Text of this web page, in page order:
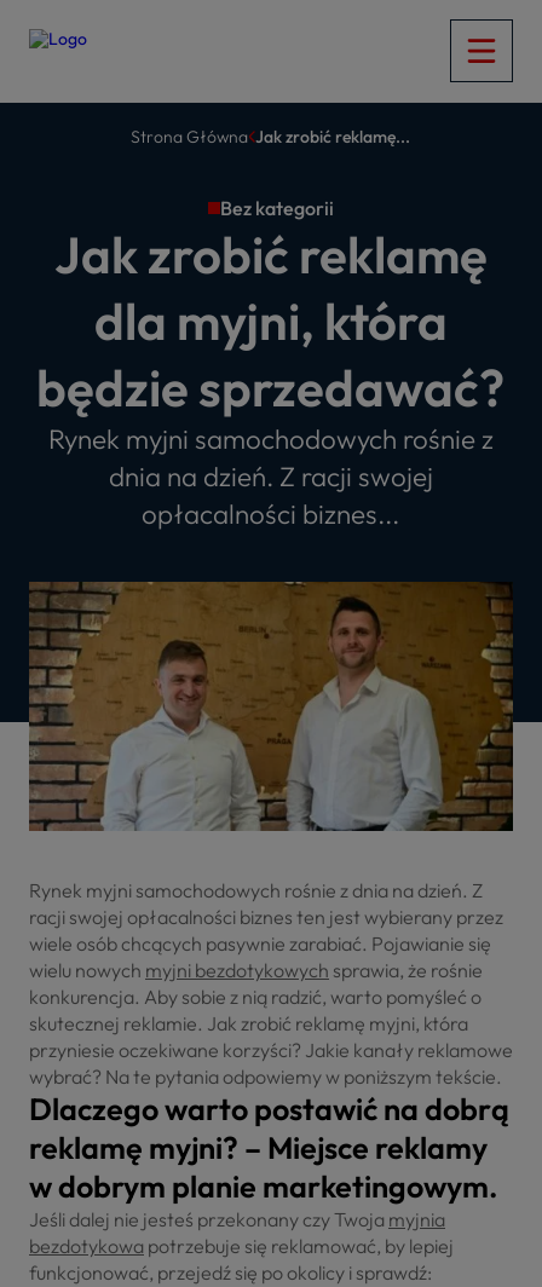
Strona Główna Jak zrobić reklamę...
Bez kategorii
Jak zrobić reklamę
dla myjni, która
będzie sprzedawać?
Rynek myjni samochodowych rośnie z
dnia na dzień. Z racji swojej
opłacalności biznes...
Rynek myjni samochodowych rośnie z dnia na dzień. Z
racji swojej opłacalności biznes ten jest wybierany przez
wiele osób chcących pasywnie zarabiać. Pojawianie się
wielu nowych myjni bezdotykowych sprawia, że rośnie
konkurencja. Aby sobie z nią radzić, warto pomyśleć o
skutecznej reklamie. Jak zrobić reklamę myjni, która
przyniesie oczekiwane korzyści? Jakie kanały reklamowe
wybrać? Na te pytania odpowiemy w poniższym tekście.
Dlaczego warto postawić na dobrą
reklamę myjni? – Miejsce reklamy
w dobrym planie marketingowym.
Jeśli dalej nie jesteś przekonany czy Twoja myjnia
bezdotykowa potrzebuje się reklamować, by lepiej
funkcjonować, przejedź się po okolicy i sprawdź: